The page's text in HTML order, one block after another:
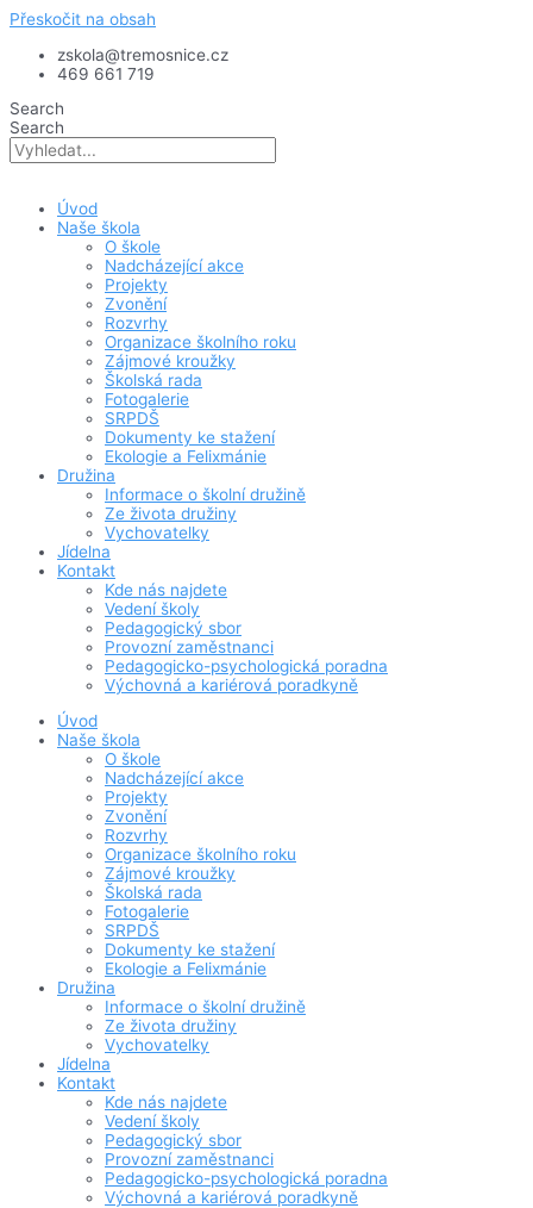
Přeskočit na obsah
zskola@tremosnice.cz
469 661 719
Search
Search
Úvod
Naše škola
O škole
Nadcházející akce
Projekty
Zvonění
Rozvrhy
Organizace školního roku
Zájmové kroužky
Školská rada
Fotogalerie
SRPDŠ
Dokumenty ke stažení
Ekologie a Felixmánie
Družina
Informace o školní družině
Ze života družiny
Vychovatelky
Jídelna
Kontakt
Kde nás najdete
Vedení školy
Pedagogický sbor
Provozní zaměstnanci
Pedagogicko-psychologická poradna
Výchovná a kariérová poradkyně
Úvod
Naše škola
O škole
Nadcházející akce
Projekty
Zvonění
Rozvrhy
Organizace školního roku
Zájmové kroužky
Školská rada
Fotogalerie
SRPDŠ
Dokumenty ke stažení
Ekologie a Felixmánie
Družina
Informace o školní družině
Ze života družiny
Vychovatelky
Jídelna
Kontakt
Kde nás najdete
Vedení školy
Pedagogický sbor
Provozní zaměstnanci
Pedagogicko-psychologická poradna
Výchovná a kariérová poradkyně